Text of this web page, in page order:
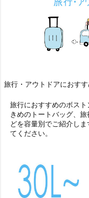
旅行・アウトドアにおす
旅行におすすめのボス
きめのトートバッグ、
どを容量別でご紹介し
てください。